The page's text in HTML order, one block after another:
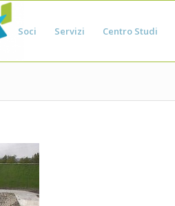
Soci Servizi Centro Studi